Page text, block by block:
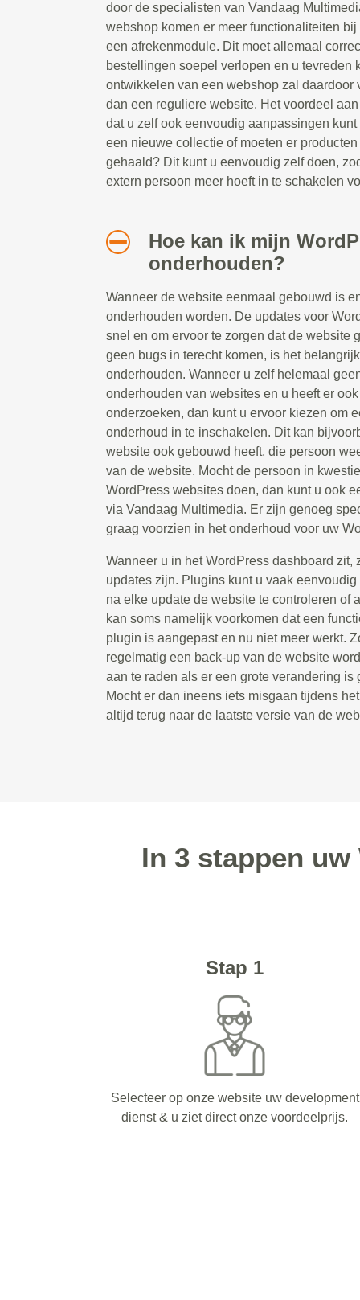
door de specialisten van Vandaag
webshop komen er meer functionaliteiten
een afrekenmodule. Dit moet allemaal
bestellingen soepel verlopen en u tevreden
ontwikkelen van een webshop zal daardoor
dan een reguliere website. Het voordeel
dat u zelf ook eenvoudig aanpassingen
een nieuwe collectie of moeten er
gehaald? Dit kunt u eenvoudig zelf doen,
extern persoon meer hoeft in te schakelen
Hoe kan ik mijn
onderhouden?
Wanneer de website eenmaal gebouwd is
onderhouden worden. De updates voor
snel en om ervoor te zorgen dat de website
geen bugs in terecht komen, is het
onderhouden. Wanneer u zelf helemaal
onderhouden van websites en u heeft er
onderzoeken, dan kunt u ervoor kiezen om
onderhoud in te inschakelen. Dit kan
website ook gebouwd heeft, die persoon
van de website. Mocht de persoon in
WordPress websites doen, dan kunt u ook
via Vandaag Multimedia. Er zijn genoeg
graag voorzien in het onderhoud voor uw
Wanneer u in het WordPress dashboard zit,
updates zijn. Plugins kunt u vaak
na elke update de website te controleren of
kan soms namelijk voorkomen dat een
plugin is aangepast en nu niet meer werkt.
regelmatig een back-up van de website
aan te raden als er een grote verandering is
Mocht er dan ineens iets misgaan tijdens
altijd terug naar de laatste versie van de
In 3 stappen
Stap 1
Selecteer op onze website uw development
dienst & u ziet direct onze voordeelprijs.